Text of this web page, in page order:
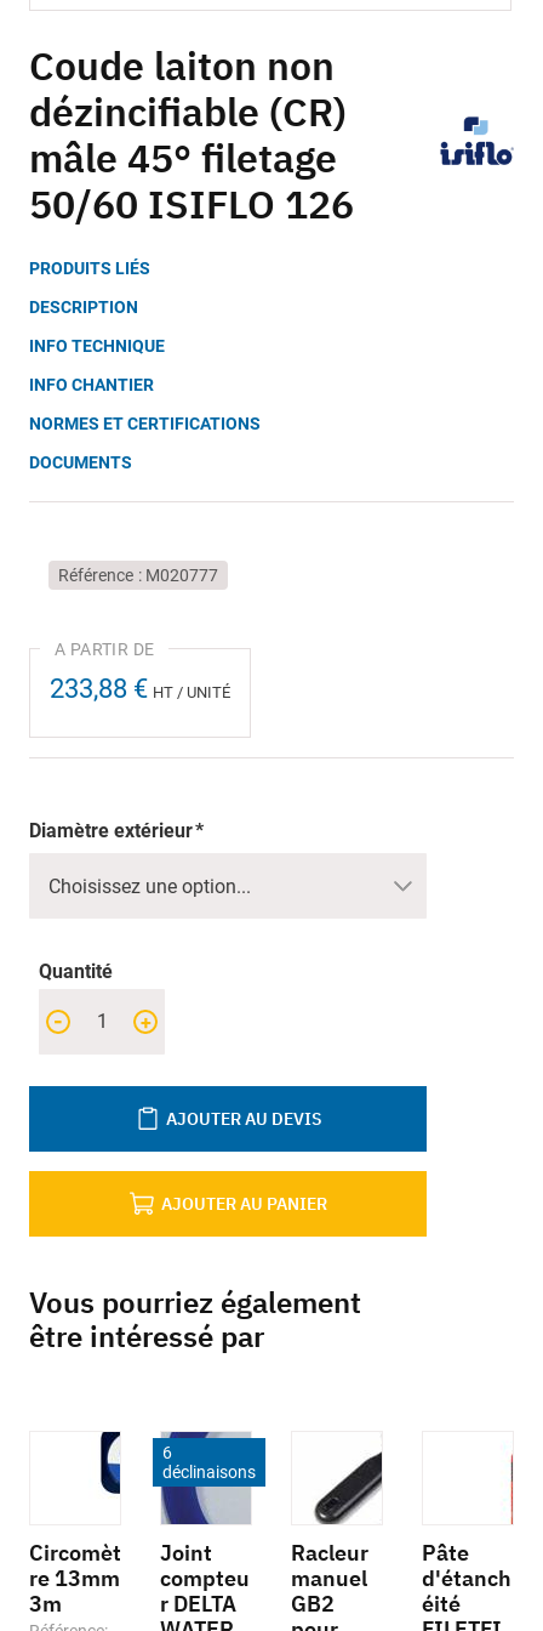
to
the
beginning
of
the
images
gallery
Coude laiton non
dézincifiable (CR)
mâle 45° filetage
50/60 ISIFLO 126
PRODUITS LIÉS
DESCRIPTION
INFO TECHNIQUE
INFO CHANTIER
NORMES ET CERTIFICATIONS
DOCUMENTS
Référence M020777
233,88 € HT / UNITÉ
Diamètre extérieur
Quantité
+
-
AJOUTER AU PANIER
AJOUTER AU DEVIS
Vous pourriez également
être intéressé par
Circomèt
re 13mm
3m
6
déclinaisons
Joint
compteu
r DELTA
Racleur
manuel
GB2
Pâte
d'étanch
éité